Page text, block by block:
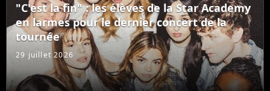
"C'est la fin" : les élèves de la Star Academy
en larmes pour le dernier concert de la
tournée
29 juillet 2026